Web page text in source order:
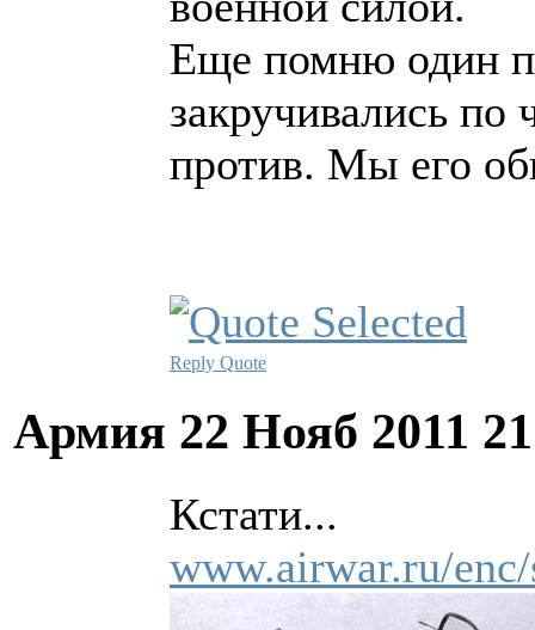
Еще помню один
закручивались по
против. Мы его
Reply Quote
Армия 22 Нояб 2011
Кстати...
www.airwar.ru/